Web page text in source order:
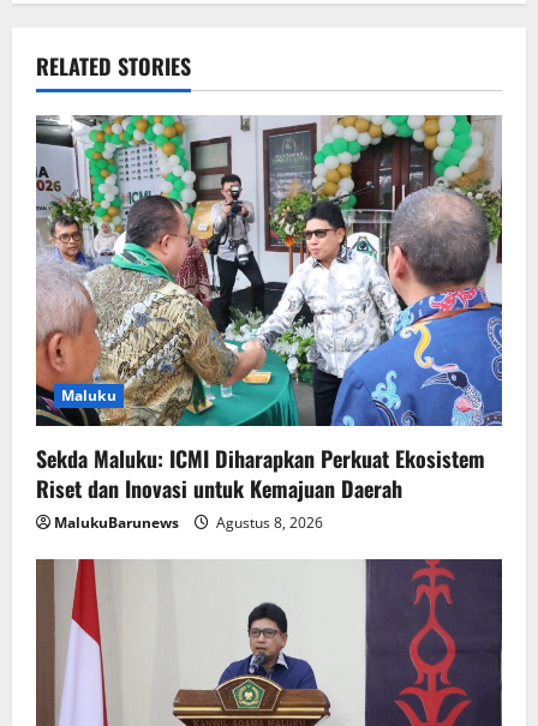
RELATED STORIES
Maluku
Sekda Maluku: ICMI Diharapkan Perkuat Ekosistem
Riset dan Inovasi untuk Kemajuan Daerah
MalukuBarunews Agustus 8, 2026